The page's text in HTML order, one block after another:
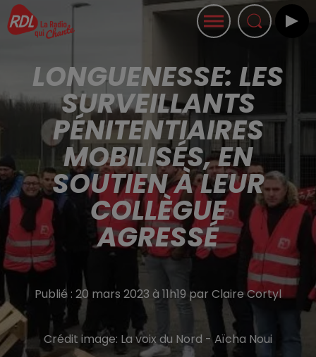
LONGUENESSE: LES
SURVEILLANTS
PÉNITENTIAIRES
MOBILISÉS, EN
SOUTIEN À LEUR
COLLÈGUE
AGRESSÉ
Publié : 20 mars 2023 à 11h19 par Claire Cortyl
Crédit image: La voix du Nord - Aïcha Noui